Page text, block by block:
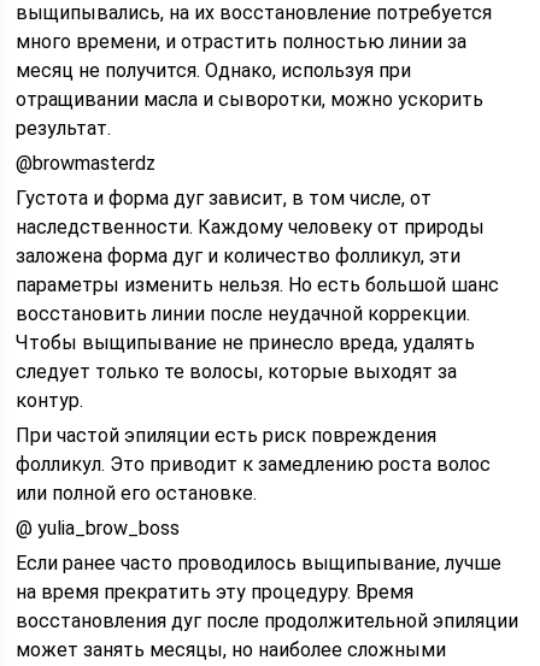
выщипывались, на их восстановление потребуется
много времени, и отрастить полностью линии за
месяц не получится. Однако, используя при
отращивании масла и сыворотки, можно ускорить
результат.
@browmasterdz
Густота и форма дуг зависит, в том числе, от
наследственности. Каждому человеку от природы
заложена форма дуг и количество фолликул, эти
параметры изменить нельзя. Но есть большой шанс
восстановить линии после неудачной коррекции.
Чтобы выщипывание не принесло вреда, удалять
следует только те волосы, которые выходят за
контур.
При частой эпиляции есть риск повреждения
фолликул. Это приводит к замедлению роста волос
или полной его остановке.
@ yulia_brow_boss
Если ранее часто проводилось выщипывание, лучше
на время прекратить эту процедуру. Время
восстановления дуг после продолжительной эпиляции
может занять месяцы, но наиболее сложными